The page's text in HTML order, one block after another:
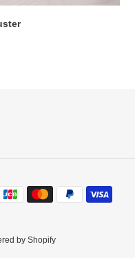
by Shopify